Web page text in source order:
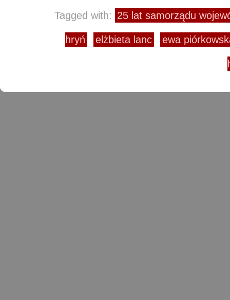
Tagged with: 25 lat samorządu
hryń elżbieta lanc ewa